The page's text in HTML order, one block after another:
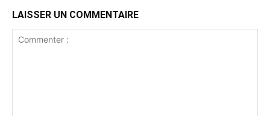
LAISSER UN COMMENTAIRE